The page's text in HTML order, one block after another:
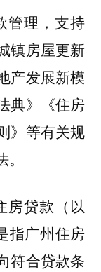
管理，支持
镇房屋更新
产发展新模
典》《住房
》等有关规
房贷款（以
指广州住房
符合贷款条